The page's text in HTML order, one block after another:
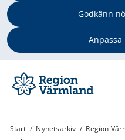
Godkänn
Start / Nyhetsarkiv / Region